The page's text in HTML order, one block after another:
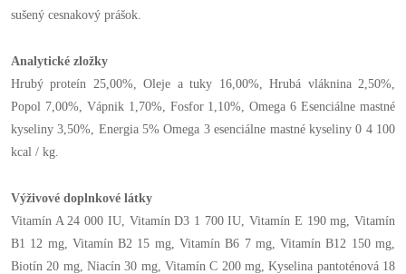
sušený cesnakový prášok.
Analytické zložky
Hrubý proteín 25,00%, Oleje a tuky 16,00%, Hrubá vláknina 2,50%,
Popol 7,00%, Vápnik 1,70%, Fosfor 1,10%, Omega 6 Esenciálne mastné
kyseliny 3,50%, Energia 5% Omega 3 esenciálne mastné kyseliny 0 4 100
kcal / kg.
Výživové doplnkové látky
Vitamín A 24 000 IU, Vitamín D3 1 700 IU, Vitamín E 190 mg, Vitamín
B1 12 mg, Vitamín B2 15 mg, Vitamín B6 7 mg, Vitamín B12 150 mg,
Biotín 20 mg, Niacín 30 mg, Vitamín C 200 mg, Kyselina pantoténová 18